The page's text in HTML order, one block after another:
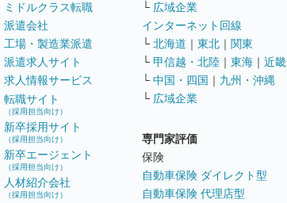
ミドルクラス転職
派遣会社
工場・製造業派遣
派遣求人サイト
求人情報サービス
転職サイト
（採用担当向け）
新卒採用サイト
（採用担当向け）
新卒エージェント
（採用担当向け）
人材紹介会社
（採用担当向け）
└ 広域企業
インターネット回線
└ 北海道 ｜ 東北 ｜ 関東
└ 甲信越・北陸 ｜ 東海 ｜ 近畿
└ 中国・四国 ｜ 九州・沖縄
└ 広域企業
専門家評価
保険
自動車保険 ダイレクト型
自動車保険 代理店型